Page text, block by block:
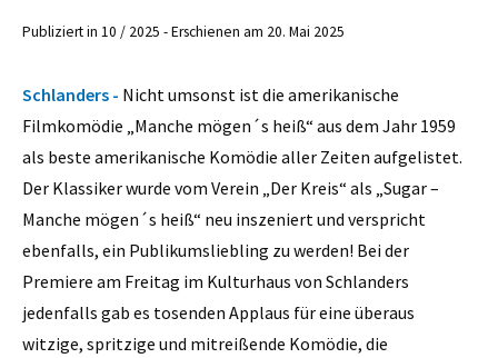
Publiziert in 10 / 2025 - Erschienen am 20. Mai 2025
Schlanders - Nicht umsonst ist die amerikanische
Filmkomödie „Manche mögen´s heiß“ aus dem Jahr 1959
als beste amerikanische Komödie aller Zeiten aufgelistet.
Der Klassiker wurde vom Verein „Der Kreis“ als „Sugar –
Manche mögen´s heiß“ neu inszeniert und verspricht
ebenfalls, ein Publikumsliebling zu werden! Bei der
Premiere am Freitag im Kulturhaus von Schlanders
jedenfalls gab es tosenden Applaus für eine überaus
witzige, spritzige und mitreißende Komödie, die